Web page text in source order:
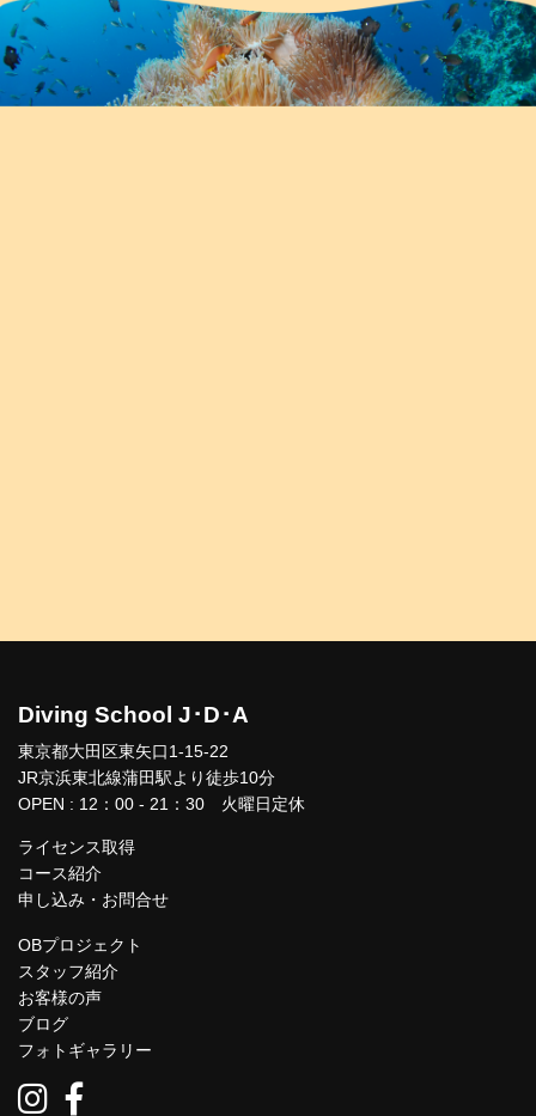
Diving School J･D･A
東京都大田区東矢口1-15-22
JR京浜東北線蒲田駅より徒歩10分
OPEN : 12：00 - 21：30 火曜日定休
ライセンス取得
コース紹介
申し込み・お問合せ
OBプロジェクト
スタッフ紹介
お客様の声
ブログ
フォトギャラリー